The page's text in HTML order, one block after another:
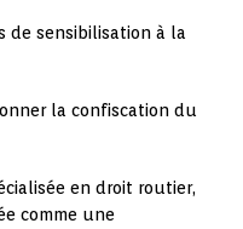
de sensibilisation à la
la confiscation du
en droit routier,
comme une